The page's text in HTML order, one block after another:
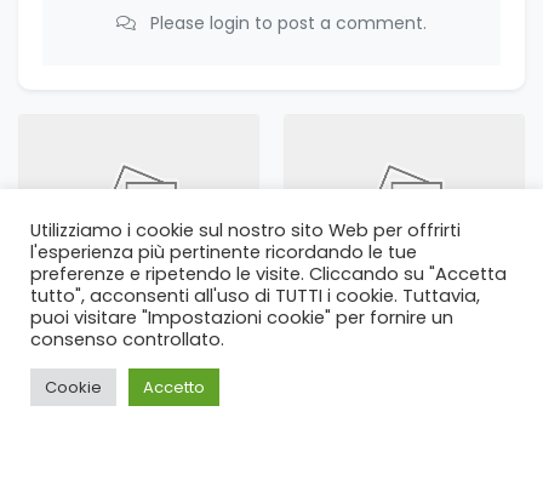
Please login to post a comment.
Example Ad 18
$8,526
Example Ad 17
$8,105
Utilizziamo i cookie sul nostro sito Web per offrirti
l'esperienza più pertinente ricordando le tue
preferenze e ripetendo le visite. Cliccando su "Accetta
tutto", acconsenti all'uso di TUTTI i cookie. Tuttavia,
puoi visitare "Impostazioni cookie" per fornire un
consenso controllato.
Cookie Accetto